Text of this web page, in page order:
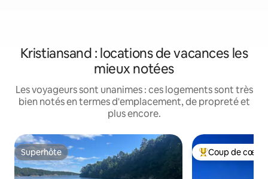
Kristiansand : locations de vacances les
mieux notées
Les voyageurs sont unanimes : ces logements sont très
bien notés en termes d'emplacement, de propreté et
plus encore.
Superhôte
Superhôte Coups de cœur
Coup de cœur